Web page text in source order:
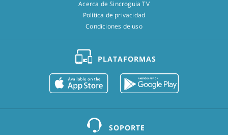
Acerca de Sincroguia TV
Política de privacidad
Condiciones de uso
PLATAFORMAS
SOPORTE